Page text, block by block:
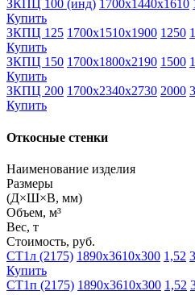
ЗКПЦ 100 (инд) 1700х1440х1610
Купить
ЗКПЦ 125 1700х1510х1900 1250
Купить
ЗКПЦ 150 1700х1800х2190 1500
Купить
ЗКПЦ 200 1700х2340х2730 2000 3
Купить
Откосные стенки
Наименование изделия
Размеры
(Д×Ш×В, мм)
Объем, м³
Вес, т
Стоимость, руб.
СТ1л (2175) 1890х3610х300 1,52
Купить
СТ1п (2175) 1890х3610х300 1,52